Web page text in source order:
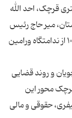
قرچک، احد الله
میر حاج رئیس
حوزه قضایی شریف آباد، پیران دادرس شعبه ۱۰۱ از ندامتگاه ورامین
و روند قضایی
محور این
حقوقی و مالی